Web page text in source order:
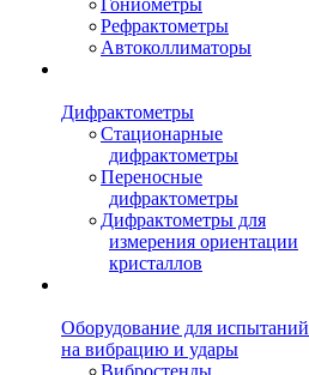
Гониометры
Рефрактометры
Автоколлиматоры
Дифрактометры
Стационарные
дифрактометры
Переносные
дифрактометры
Дифрактометры для
измерения ориентации
кристаллов
Оборудование для испытаний
на вибрацию и удары
Вибростенды